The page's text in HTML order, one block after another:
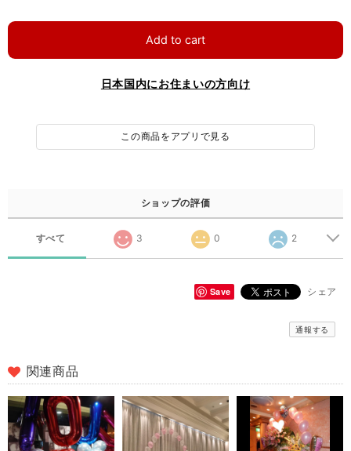
Add to cart
日本国内にお住まいの方向け
この商品をアプリで見る
ショップの評価
すべて 3 0 2
Save シェア
通報する
関連商品